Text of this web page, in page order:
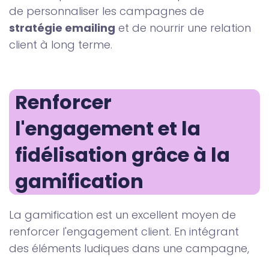
de personnaliser les campagnes de
stratégie emailing et de nourrir une relation
client à long terme.
Renforcer
l'engagement et la
fidélisation grâce à la
gamification
La gamification est un excellent moyen de
renforcer l'engagement client. En intégrant
des éléments ludiques dans une campagne,